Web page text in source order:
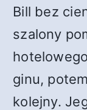
Bill bez
szalony
ginu,
kolejny.